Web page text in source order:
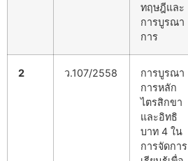
ทฤษฎีและ
การบูรณา
การ
2 ว.107/2558
การบูรณา
การหลัก
ไตรสิกขา
และอิทธิ
บาท 4 ใน
การจัดการ